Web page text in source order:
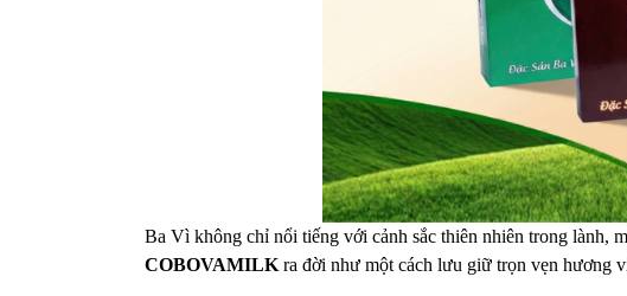
Ba Vì không chỉ nổi tiếng với cảnh sắc thiên nhiên trong lành,
COBOVAMILK ra đời như một cách lưu giữ trọn vẹn hương